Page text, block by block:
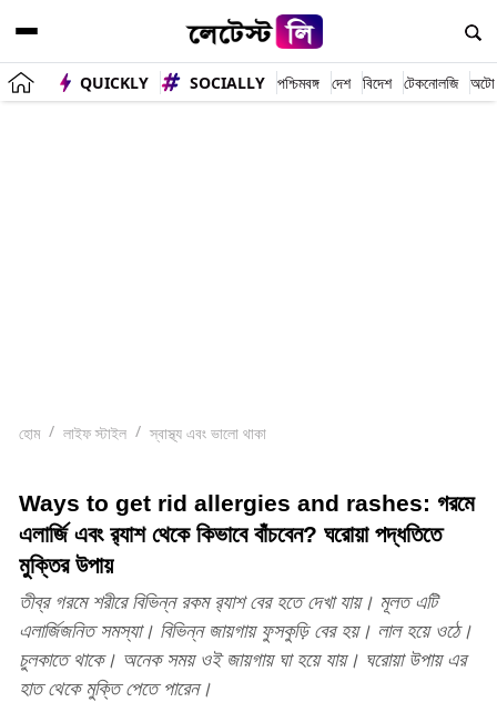
QUICKLY SOCIALLY পশ্চিমবঙ্গ দেশ বিদেশ টেকনোলজি অটো
হোম লাইফ স্টাইল স্বাস্থ্য এবং ভালো থাকা
Ways to get rid allergies and rashes: গরমে
এলার্জি এবং র‍্যাশ থেকে কিভাবে বাঁচবেন? ঘরোয়া পদ্ধতিতে
মুক্তির উপায়
তীব্র গরমে শরীরে বিভিন্ন রকম র‍্যাশ বের হতে দেখা যায়। মূলত এটি
এলার্জিজনিত সমস্যা। বিভিন্ন জায়গায় ফুসকুড়ি বের হয়। লাল হয়ে ওঠে।
চুলকাতে থাকে। অনেক সময় ওই জায়গায় ঘা হয়ে যায়। ঘরোয়া উপায় এর
হাত থেকে মুক্তি পেতে পারেন।